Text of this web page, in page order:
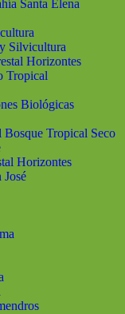
Santa Elena
Silvicultura
Horizontes
Tropical
Biológicas
Tropical Seco
Horizontes
José